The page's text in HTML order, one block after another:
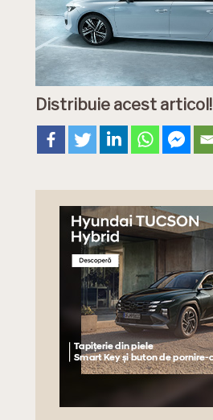
Distribuie acest articol!